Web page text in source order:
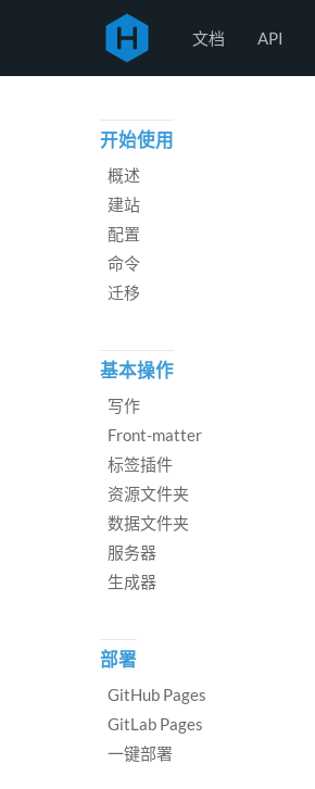
文档 API
开始使用
概述
建站
配置
命令
迁移
基本操作
写作
Front-matter
标签插件
资源文件夹
数据文件夹
服务器
生成器
部署
GitHub Pages
GitLab Pages
一键部署